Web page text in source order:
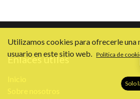
Enlaces útiles
Inicio
Sobre nosotros
Utilizamos cookies para ofrecerle una
usuario en este sitio web. Política de
Solo